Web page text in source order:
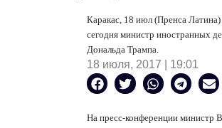
Каракас, 18 июл (Пренса
сегодня министр иностранных
Дональда Трампа.
18 июля, 2017 | 19:01
На пресс-конференции министр